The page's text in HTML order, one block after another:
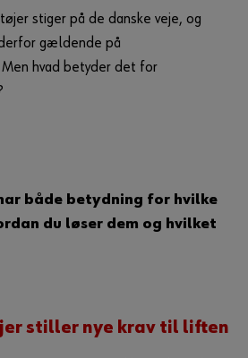
brugernavn
eller
en online kunde?
/ Opret online bruger
stiger på de danske veje, og
gældende på
hvad betyder det for
både betydning for hvilke
du løser dem og hvilket
stiller nye krav til liften